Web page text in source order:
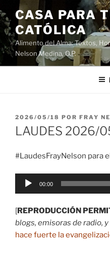
Saltar
al
contenido
CASA PARA
CATÓLICA
Alimento del Alma: Textos,
Nelson Medina, O.P.
PUBLICADO
EL
2026/05/18 POR FRAY
LAUDES 2026/
#LaudesFrayNelson para
Reproductor
00:00
[REPRODUCCIÓN
blogs, emisoras de radio,
hace fuerte la